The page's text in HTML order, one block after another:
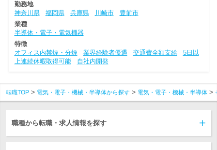
勤務地
神奈川県
福岡県 兵庫県 川崎市
豊前市
業種
半導体・電子・電気機器
特徴
オフィス内禁煙・分煙
業界経験者優遇 交通費全額支給
5日以
上連続休暇取得可能
自社内開発
転職TOP 電気・電子・機械・半導体から探す 電気・電子・機械・半導体
職種から転職・求人情報を探す